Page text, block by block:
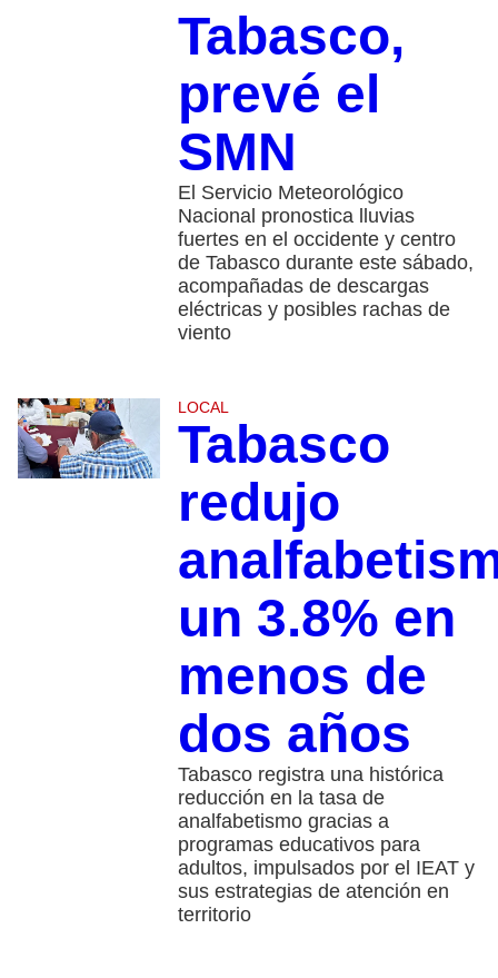
Tabasco,
prevé el
SMN
El Servicio Meteorológico
Nacional pronostica lluvias
fuertes en el occidente y centro
de Tabasco durante este sábado,
acompañadas de descargas
eléctricas y posibles rachas de
viento
LOCAL
Tabasco
redujo
un 3.8% en
menos de
dos años
Tabasco registra una histórica
reducción en la tasa de
analfabetismo gracias a
programas educativos para
adultos, impulsados por el IEAT y
sus estrategias de atención en
territorio